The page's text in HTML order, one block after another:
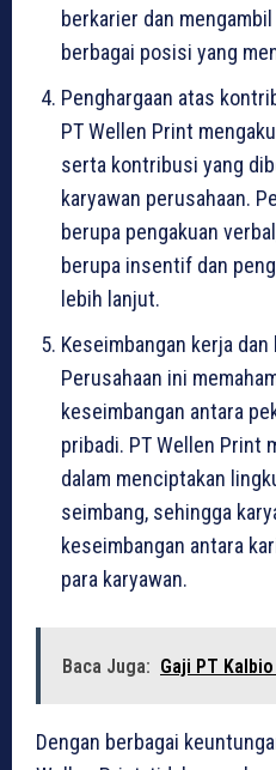
berkarier dan
berbagai posisi yang
Penghargaan atas
PT Wellen Print
serta kontribusi yang
karyawan perusahaan.
berupa pengakuan
berupa insentif dan
lebih lanjut.
Keseimbangan kerja
Perusahaan ini
keseimbangan antara
pribadi. PT Wellen Print
dalam menciptakan
seimbang, sehingga
keseimbangan antara
para karyawan.
Baca Juga: Gaji PT
Dengan berbagai